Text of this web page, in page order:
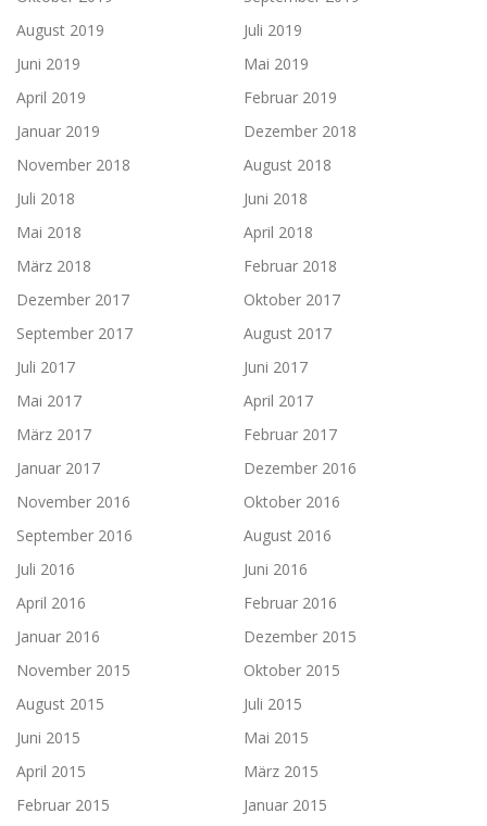
August 2019
Juli 2019
Juni 2019
Mai 2019
April 2019
Februar 2019
Januar 2019
Dezember 2018
November 2018
August 2018
Juli 2018
Juni 2018
Mai 2018
April 2018
März 2018
Februar 2018
Dezember 2017
Oktober 2017
September 2017
August 2017
Juli 2017
Juni 2017
Mai 2017
April 2017
März 2017
Februar 2017
Januar 2017
Dezember 2016
November 2016
Oktober 2016
September 2016
August 2016
Juli 2016
Juni 2016
April 2016
Februar 2016
Januar 2016
Dezember 2015
November 2015
Oktober 2015
August 2015
Juli 2015
Juni 2015
Mai 2015
April 2015
März 2015
Februar 2015
Januar 2015